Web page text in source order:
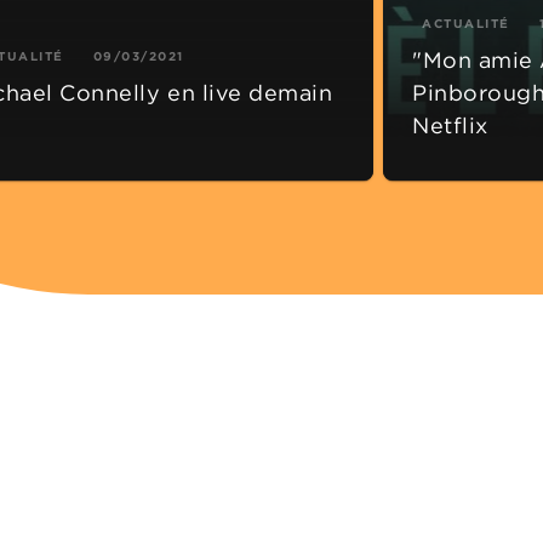
09/03/2021
Connelly en live demain
ACTUALITÉ
"Mon amie
Netflix